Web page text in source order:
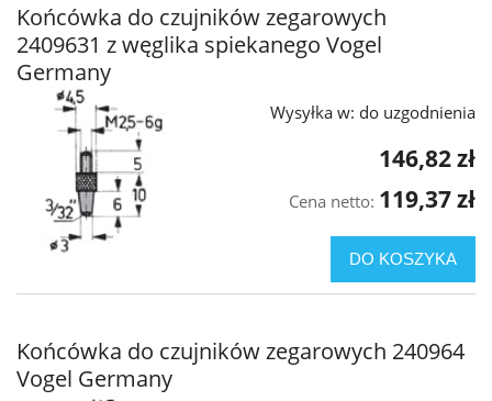
Końcówka do czujników zegarowych
2409631 z węglika spiekanego Vogel
Germany
Wysyłka w: do uzgodnienia
146,82 zł
Cena netto: 119,37 zł
DO KOSZYKA
Końcówka do czujników zegarowych 240964
Vogel Germany